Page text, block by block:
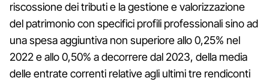
riscossione dei tributi e la gestione e valorizzazione
del patrimonio con specifici profili professionali sino ad
una spesa aggiuntiva non superiore allo 0,25% nel
2022 e allo 0,50% a decorrere dal 2023, della media
delle entrate correnti relative agli ultimi tre rendiconti